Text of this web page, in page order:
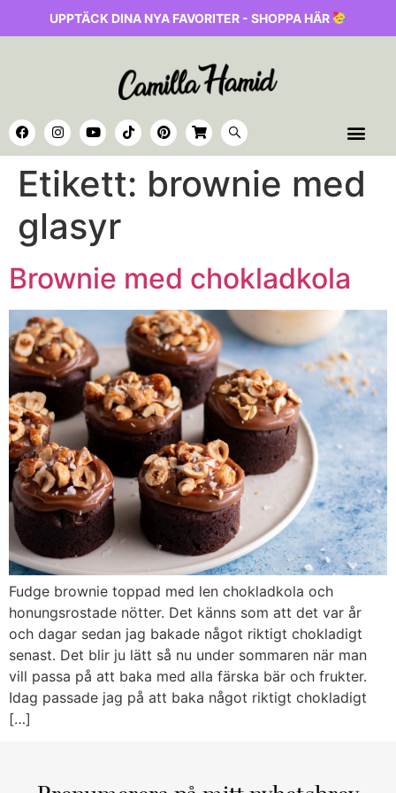
UPPTÄCK DINA NYA FAVORITER - SHOPPA HÄR
Etikett: brownie med
glasyr
Brownie med chokladkola
Fudge brownie toppad med len chokladkola och
honungsrostade nötter. Det känns som att det var år
och dagar sedan jag bakade något riktigt chokladigt
senast. Det blir ju lätt så nu under sommaren när man
vill passa på att baka med alla färska bär och frukter.
Idag passade jag på att baka något riktigt chokladigt
[…]